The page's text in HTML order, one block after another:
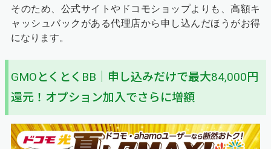
そのため、公式サイトやドコモショップよりも、高額キ
ャッシュバックがある代理店から申し込んだほうがお得
になります。
GMOとくとくBB｜申し込みだけで最大84,000円
還元！オプション加入でさらに増額